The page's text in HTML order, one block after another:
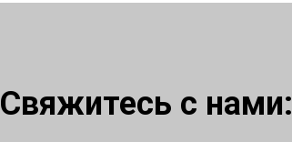
Свяжитесь с нами: